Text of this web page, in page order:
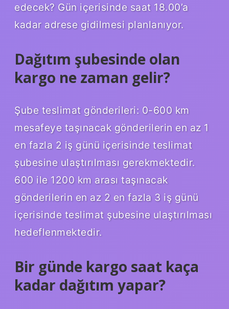
edecek? Gün içerisinde saat 18.00’a
kadar adrese gidilmesi planlanıyor.
Dağıtım şubesinde olan
kargo ne zaman gelir?
Şube teslimat gönderileri: 0-600 km
mesafeye taşınacak gönderilerin en az 1
en fazla 2 iş günü içerisinde teslimat
şubesine ulaştırılması gerekmektedir.
600 ile 1200 km arası taşınacak
gönderilerin en az 2 en fazla 3 iş günü
içerisinde teslimat şubesine ulaştırılması
hedeflenmektedir.
Bir günde kargo saat kaça
kadar dağıtım yapar?